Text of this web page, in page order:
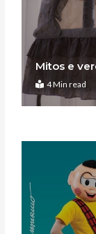
Mitos e
4 Min read